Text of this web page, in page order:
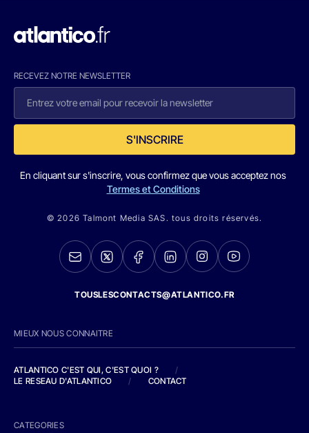
RECEVEZ NOTRE NEWSLETTER
S'INSCRIRE
En cliquant sur s'inscrire, vous confirmez que vous acceptez nos
Termes et Conditions
© 2026 Talmont Media SAS. tous droits réservés.
TOUSLESCONTACTS@ATLANTICO.FR
MIEUX NOUS CONNAITRE
ATLANTICO C'EST QUI, C'EST QUOI ?
/
LE RESEAU D'ATLANTICO
/ CONTACT
CATEGORIES